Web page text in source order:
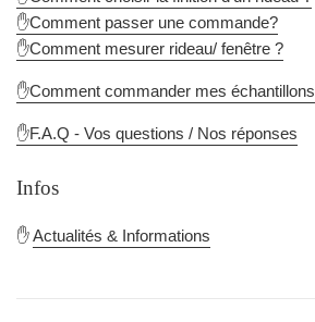
✋Comment passer une commande?
✋Comment mesurer rideau/ fenêtre ?
✋Comment commander mes échantillons
✋F.A.Q - Vos questions / Nos réponses
Infos
✋Actualités & Informations